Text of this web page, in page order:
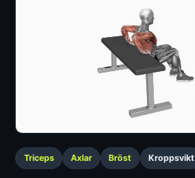
Triceps Axlar Bröst Kroppsvikt